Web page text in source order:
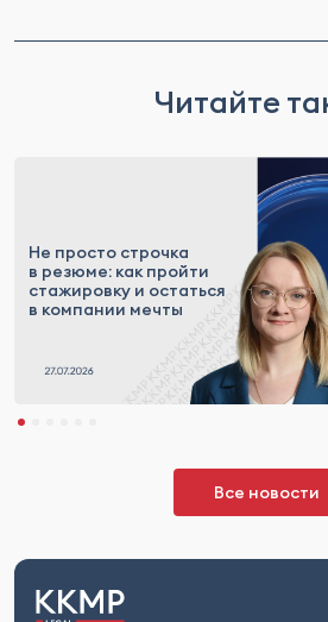
Читайте
Не просто строчка
в резюме: как пройти
стажировку и остаться
в компании мечты
Все новости